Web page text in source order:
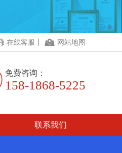
在线客服 网站地图
免费咨询：
158-1868-5225
联系我们